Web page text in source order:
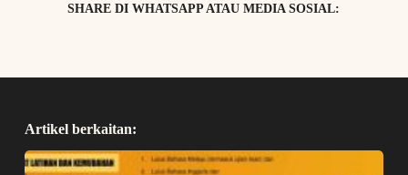
SHARE DI WHATSAPP ATAU MEDIA SOSIAL:
Artikel berkaitan: